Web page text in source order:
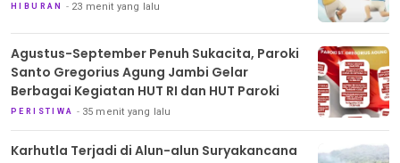
HIBURAN 23 menit yang lalu
Agustus-September Penuh Sukacita, Paroki
Santo Gregorius Agung Jambi Gelar
Berbagai Kegiatan HUT RI dan HUT Paroki
PERISTIWA 35 menit yang lalu
Karhutla Terjadi di Alun-alun Suryakancana